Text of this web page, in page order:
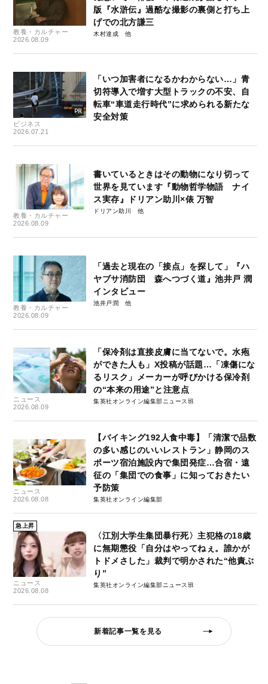
教養・カルチャー
2026.08.09
版『水滸伝』過酷な撮影の裏側と打ち上
げでの北方謙三
木村達成
ビジネス
2026.07.21
「いつ加害者になるかわからない…」青
切符導入で増す大型トラックの不安、自
転車“車道走行時代”に求められる新たな
安全対策
教養・カルチャー
2026.08.09
書いているときはその動物になり切って
世界を見ています『動物哲学物語 ナイ
ス実存』ドリアン助川×俵 万智
ドリアン助川
教養・カルチャー
2026.08.09
「過去と現在の「接点」を探して」『ハ
ヤブサ消防団 森へつづく道』池井戸 潤
インタビュー
池井戸潤
ニュース
2026.08.09
「保冷剤は直接皮膚に当てないで。水疱
ができた人も」X投稿が話題…「凍傷にな
るリスク」メーカーが呼びかける保冷剤
の“本来の用途”と注意点
集英社オンライン編集部ニュース班
ニュース
2026.08.08
【バイキング192人食中毒】「清潔で品数
の多い感じのいいレストラン」静岡のス
ポーツ宿泊施設内で集団発症…合宿・遠
征の「集団での食事」に知っておきたい
予防策
集英社オンライン編集部
急上昇
ニュース
2026.08.08
〈江別大学生集団暴行死〉主犯格の18歳
に無期懲役「自分はやってねぇ。誰かが
トドメさした」裁判で明かされた“他責ぶ
り”
集英社オンライン編集部ニュース班
新着記事一覧を見る